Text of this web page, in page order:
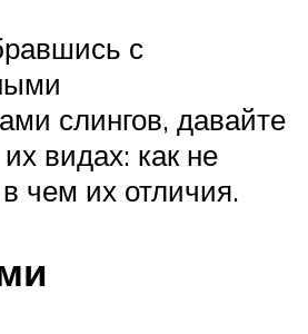
с
слингов, давайте
видах: как не
чем их отличия.